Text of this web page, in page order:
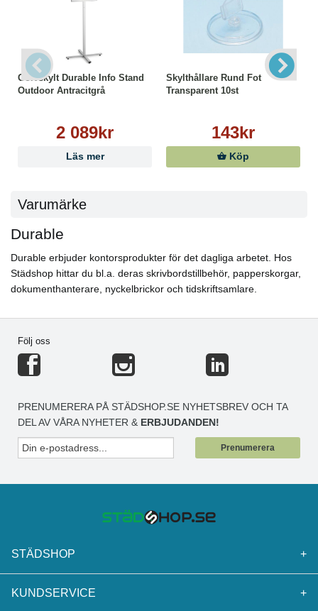
Golvskylt Durable Info Stand
Outdoor Antracitgrå
2 089kr
Läs mer
Skylthållare Rund Fot
Transparent 10st
143kr
Köp
Varumärke
Durable
Durable erbjuder kontorsprodukter för det dagliga arbetet. Hos
Städshop hittar du bl.a. deras skrivbordstillbehör, papperskorgar,
dokumenthanterare, nyckelbrickor och tidskriftsamlare.
Följ oss
PRENUMERERA PÅ STÄDSHOP.SE NYHETSBREV OCH TA
DEL AV VÅRA NYHETER & ERBJUDANDEN!
Prenumerera
STÄDSHOP +
KUNDSERVICE +